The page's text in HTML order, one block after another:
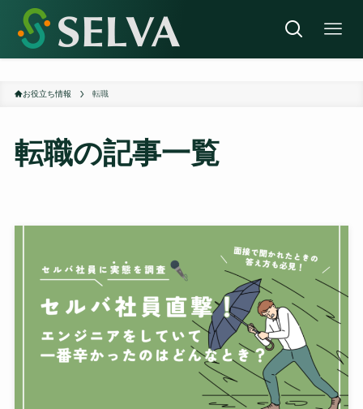
お役立ち情報 転職
転職の記事一覧